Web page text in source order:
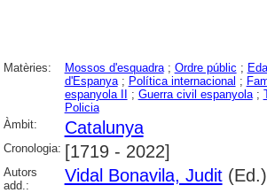
Matèries: Mossos d'esquadra; Ordre públic ;
d'Espanya; Política internacional ;
espanyola II
; Guerra civil espanyola;
Policia
Àmbit:
Catalunya
Cronologia: [1719 - 2022]
Autors
add.:
Vidal Bonavila, Judit